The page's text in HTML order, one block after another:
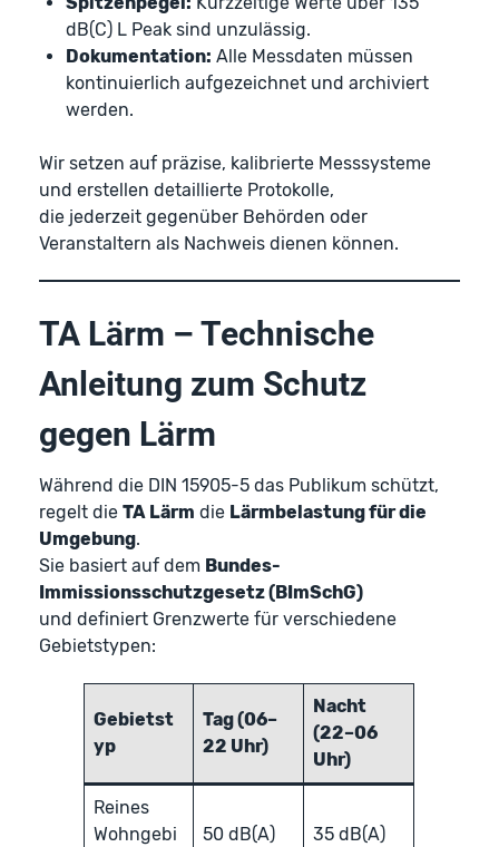
dB(C) L Peak sind unzulässig.
Dokumentation: Alle Messdaten müssen
kontinuierlich aufgezeichnet und archiviert
werden.
Wir setzen auf präzise, kalibrierte Messsysteme
und erstellen detaillierte Protokolle,
die jederzeit gegenüber Behörden oder
Veranstaltern als Nachweis dienen können.
TA Lärm – Technische
Anleitung zum Schutz
gegen Lärm
Während die DIN 15905-5 das Publikum schützt,
regelt dieTA Lärm die Lärmbelastung für die
Umgebung.
Sie basiert auf dem Bundes-
Immissionsschutzgesetz (BImSchG)
und definiert Grenzwerte für verschiedene
Gebietstypen:
Gebietst
yp
Tag (06–
22 Uhr)
Nacht
(22–06
Uhr)
Reines
Wohngebi
50 dB(A) 35 dB(A)